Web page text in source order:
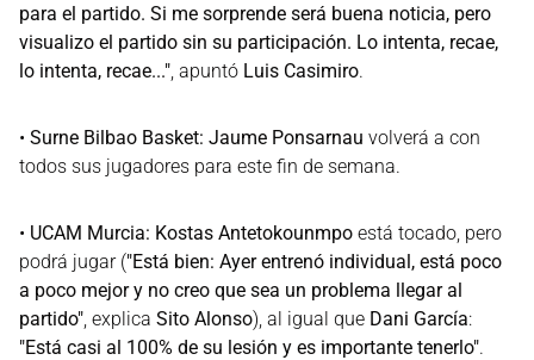
para el partido. Si me sorprende será buena noticia, pero
visualizo el partido sin su participación. Lo intenta, recae,
lo intenta, recae...", apuntó Luis Casimiro.
• Surne Bilbao Basket: Jaume Ponsarnau volverá a con
todos sus jugadores para este fin de semana.
• UCAM Murcia: Kostas Antetokounmpo está tocado, pero
podrá jugar ("Está bien: Ayer entrenó individual, está poco
a poco mejor y no creo que sea un problema llegar al
partido", explica Sito Alonso), al igual que Dani García:
"Está casi al 100% de su lesión y es importante tenerlo".